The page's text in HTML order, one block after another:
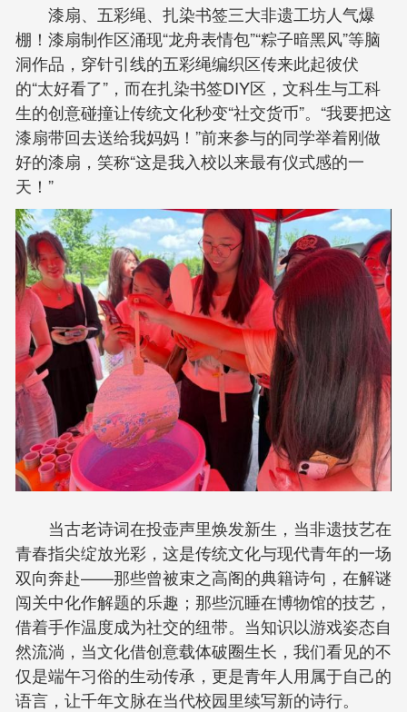
漆扇、五彩绳、扎染书签三大非遗工坊人气爆
棚！漆扇制作区涌现“龙舟表情包”“粽子暗黑风”等脑
洞作品，穿针引线的五彩绳编织区传来此起彼伏
的“太好看了”，而在扎染书签DIY区，文科生与工科
生的创意碰撞让传统文化秒变“社交货币”。“我要把这
漆扇带回去送给我妈妈！”前来参与的同学举着刚做
好的漆扇，笑称“这是我入校以来最有仪式感的一
天！”
当古老诗词在投壶声里焕发新生，当非遗技艺在
青春指尖绽放光彩，这是传统文化与现代青年的一场
双向奔赴——那些曾被束之高阁的典籍诗句，在解谜
闯关中化作解题的乐趣；那些沉睡在博物馆的技艺，
借着手作温度成为社交的纽带。当知识以游戏姿态自
然流淌，当文化借创意载体破圈生长，我们看见的不
仅是端午习俗的生动传承，更是青年人用属于自己的
语言，让千年文脉在当代校园里续写新的诗行。